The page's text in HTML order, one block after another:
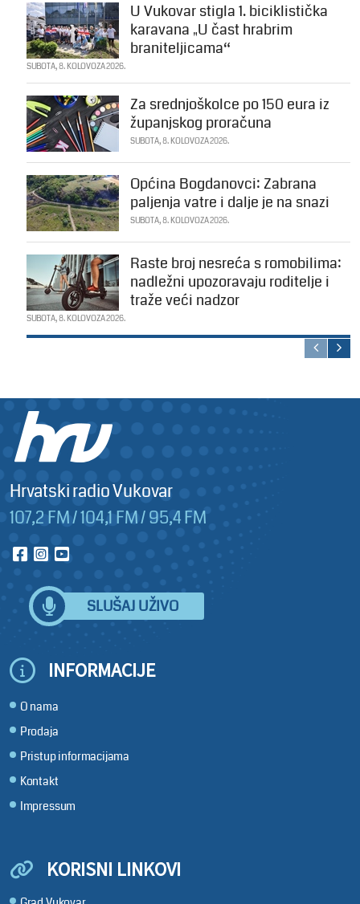
U Vukovar stigla 1. biciklistička
karavana „U čast hrabrim
braniteljicama“
SUBOTA, 8. KOLOVOZA 2026.
Za srednjoškolce po 150 eura iz
županjskog proračuna
SUBOTA, 8. KOLOVOZA 2026.
Općina Bogdanovci: Zabrana
paljenja vatre i dalje je na snazi
SUBOTA, 8. KOLOVOZA 2026.
Raste broj nesreća s romobilima:
nadležni upozoravaju roditelje i
traže veći nadzor
SUBOTA, 8. KOLOVOZA 2026.
Hrvatski radio Vukovar
107,2 FM / 104,1 FM / 95,4 FM
SLUŠAJ UŽIVO
INFORMACIJE
O nama
Prodaja
Pristup informacijama
Kontakt
Impressum
KORISNI LINKOVI